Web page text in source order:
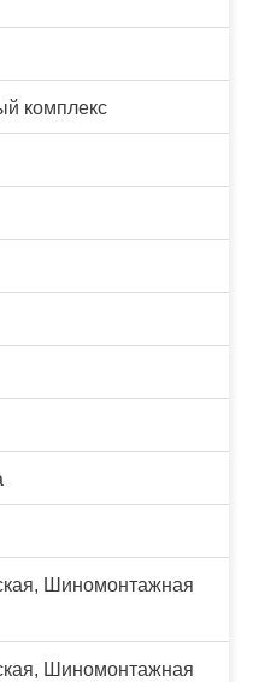
комплекс
Шиномонтажная
Шиномонтажная